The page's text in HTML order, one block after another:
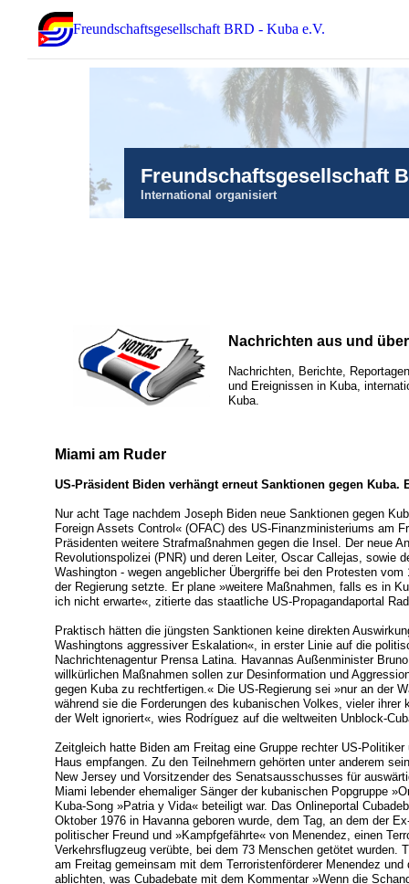
Freundschaftsgesellschaft BRD - Kuba e.V.
Freundschaftsgesellschaft
International organisiert
Nachrichten aus und
Nachrichten, Berichte,
und Ereignissen in Kuba,
Kuba.
Miami am Ruder
US-Präsident Biden verhängt erneut Sanktionen gegen Kuba.
Nur acht Tage nachdem Joseph Biden neue Sanktionen gegen
Foreign Assets Control« (OFAC) des US-Finanzministeriums am
Präsidenten weitere Strafmaßnahmen gegen die Insel. Der neue
Revolutionspolizei (PNR) und deren Leiter, Oscar Callejas, sowie
Washington - wegen angeblicher Übergriffe bei den Protesten
der Regierung setzte. Er plane »weitere Maßnahmen, falls es in
ich nicht erwarte«, zitierte das staatliche US-Propagandaportal
Praktisch hätten die jüngsten Sanktionen keine direkten
Washingtons aggressiver Eskalation«, in erster Linie auf die
Nachrichtenagentur Prensa Latina. Havannas Außenminister
willkürlichen Maßnahmen sollen zur Desinformation und
gegen Kuba zu rechtfertigen.« Die US-Regierung sei »nur an der
während sie die Forderungen des kubanischen Volkes, vieler
der Welt ignoriert«, wies Rodríguez auf die weltweiten Unblock-
Zeitgleich hatte Biden am Freitag eine Gruppe rechter US-
Haus empfangen. Zu den Teilnehmern gehörten unter anderem
New Jersey und Vorsitzender des Senatsausschusses für
Miami lebender ehemaliger Sänger der kubanischen Popgruppe
Kuba-Song »Patria y Vida« beteiligt war. Das Onlineportal
Oktober 1976 in Havanna geboren wurde, dem Tag, an dem der
politischer Freund und »Kampfgefährte« von Menendez, einen
Verkehrsflugzeug verübte, bei dem 73 Menschen getötet wurden.
am Freitag gemeinsam mit dem Terroristenförderer Menendez
ablichten, was Cubadebate mit dem Kommentar »Wenn die